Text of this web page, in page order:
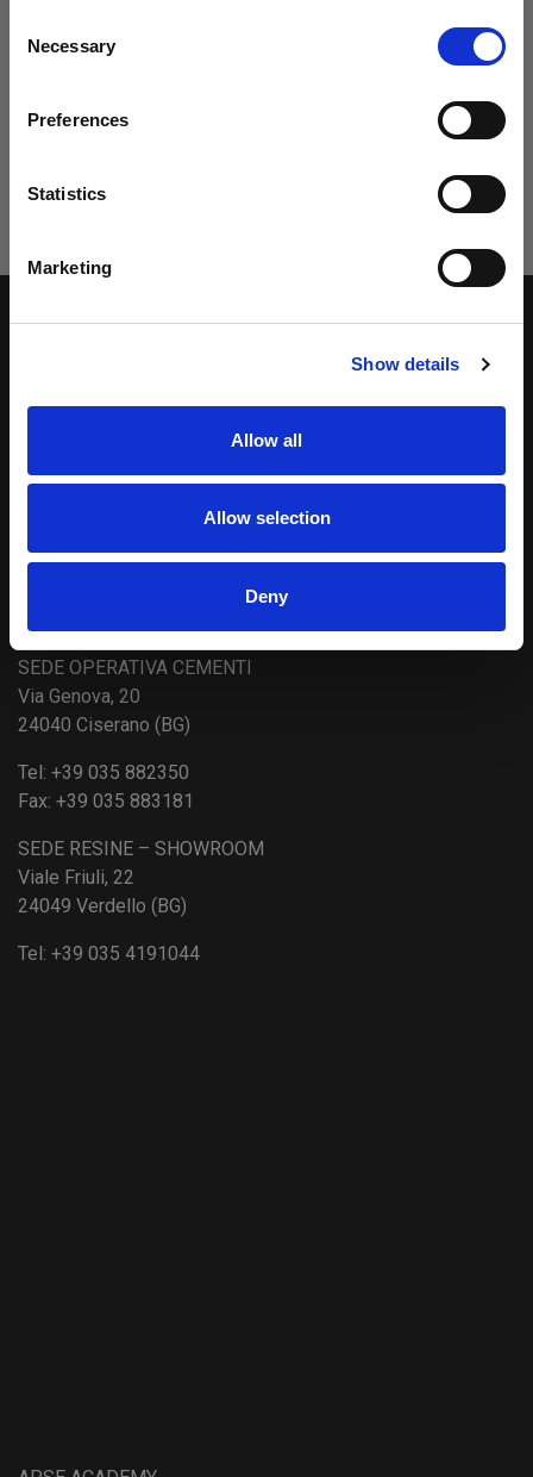
Selection
Necessary
Preferences
Statistics
Marketing
Show details
Allow all
Allow selection
Deny
Vuoi diventare un nostro rivenditore?
del vostro business, che sarà anche piacevole e redditizio.
SEDE LEGALE
SEDE OPERATIVA CEMENTI
Via Genova, 20
24040 Ciserano (BG)
Tel: +39 035 882350
Fax: +39 035 883181
SEDE RESINE – SHOWROOM
Viale Friuli, 22
24049 Verdello (BG)
Tel: +39 035 4191044